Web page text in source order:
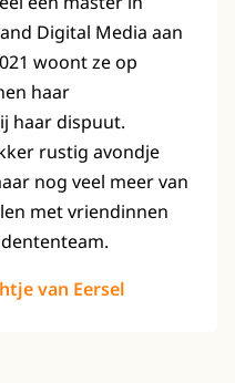
Digital Media aan
woont ze op
haar
haar dispuut.
rustig avondje
nog veel meer van
met vriendinnen
van Eersel